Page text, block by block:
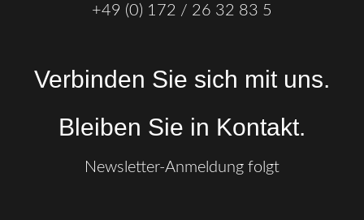
+49 (0) 172 / 26 32 83 5
Verbinden Sie sich mit uns.
Bleiben Sie in Kontakt.
Newsletter-Anmeldung folgt